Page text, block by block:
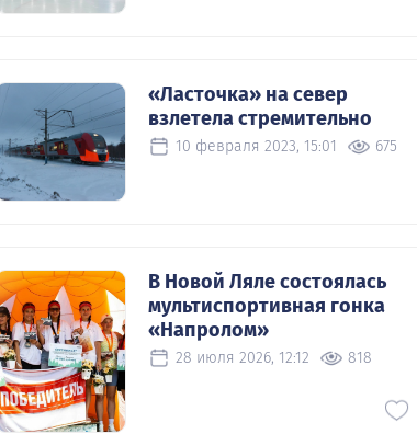
«Ласточка» на север
взлетела стремительно
10 февраля 2023, 15:01 675
В Новой Ляле состоялась
мультиспортивная гонка
«Напролом»
28 июля 2026, 12:12 818